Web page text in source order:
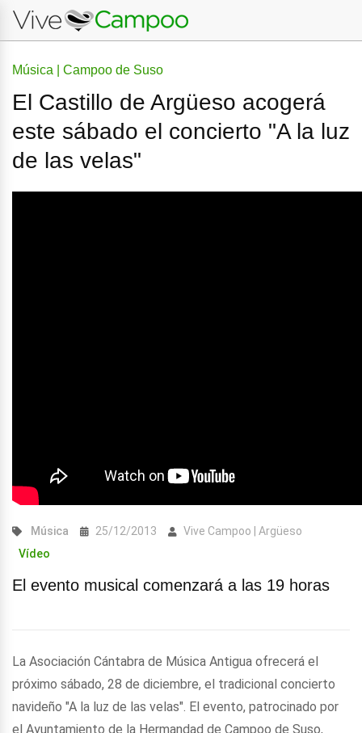
Música | Campoo de Suso
El Castillo de Argüeso acogerá
este sábado el concierto "A la luz
de las velas"
Música 25/12/2013
Vive Campoo | Argüeso
Vídeo
El evento musical comenzará a las 19 horas
La Asociación Cántabra de Música Antigua ofrecerá el
próximo sábado, 28 de diciembre, el tradicional concierto
navideño "A la luz de las velas". El evento, patrocinado por
el Ayuntamiento de la Hermandad de Campoo de Suso,